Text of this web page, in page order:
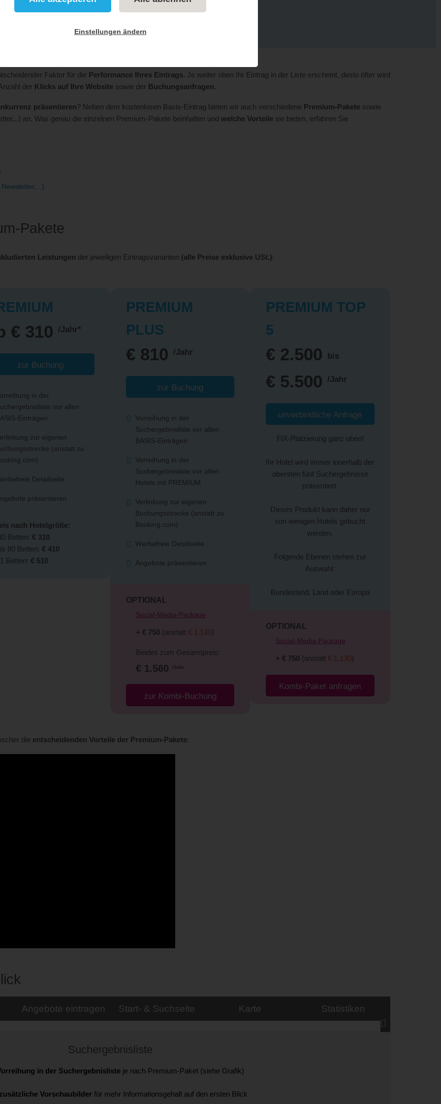
Faktor für die Performance Ihres Eintrags. Je weiter oben Ihr Eintrag in der Liste erscheint, desto öfter wird
der Klicks auf Ihre Websitesowie der Buchungsanfragen.
präsentieren? Neben dem kostenlosen Basis-Eintrag bieten wir auch verschiedene Premium-Paketesowie
an. Was genau die einzelnen Premium-Pakete beinhalten und welche Vorteilesie bieten, erfahren Sie
Pakete
Leistungen der jeweiligen Eintragsvarianten (alle Preise exklusive USt.):
€ 310 /Jahr*
zur Buchung
in der
vor allen
Einträgen
zur eigenen
(anstatt zu
Detailseite
präsentieren
nach Hotelgröße:
Betten: € 310
80 Betten: € 410
Betten: € 510
PREMIUM
PLUS
€ 810 /Jahr
zur Buchung
Vorreihung in der
Suchergebnisliste vor allen
BASIS-Einträgen
Vorreihung in der
Suchergebnisliste vor allen
Hotels mit PREMIUM
Verlinkung zur eigenen
Buchungsstrecke (anstatt zu
Booking.com)
Werbefreie Detailseite
Angebote präsentieren
OPTIONAL
Social-Media-Package
+ € 750 (anstatt € 1.130)
Beides zum Gesamtpreis:
€ 1.560 /Jahr
zur Kombi-Buchung
PREMIUM TOP
5
€ 2.500 bis
€ 5.500 /Jahr
unverbindliche Anfrage
FIX-Platzierung ganz oben!
Ihr Hotel wird immer innerhalb der
obersten fünf Suchergebnisse
präsentiert.
Dieses Produkt kann daher nur
von wenigen Hotels gebucht
werden.
Folgende Ebenen stehen zur
Auswahl:
Bundesland, Land oder Europa
OPTIONAL
Social-Media-Package
+ € 750 (anstatt € 1.130)
Kombi-Paket anfragen
die entscheidenden Vorteile der Premium-Pakete:
Angebote eintragen Start- & Suchseite Karte Statistiken
Suchergebnisliste
in der Suchergebnislisteje nach Premium-Paket (siehe Grafik)
Vorschaubilderfür mehr Informationsgehalt auf den ersten Blick
Einstellungen ändern